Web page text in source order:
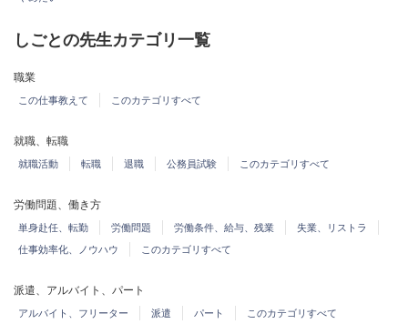
しごとの先生カテゴリ一覧
職業
この仕事教えて このカテゴリすべて
就職、転職
就職活動 転職 退職 公務員試験 このカテゴリすべて
労働問題、働き方
単身赴任、転勤 労働問題 労働条件、給与、残業
失業、リストラ
仕事効率化、ノウハウ
このカテゴリすべて
派遣、アルバイト、パート
アルバイト、フリーター 派遣 パート このカテゴリすべて